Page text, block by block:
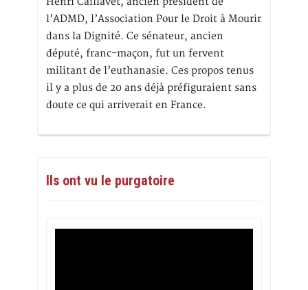
l’ADMD, l’Association Pour le Droit à Mourir
dans la Dignité. Ce sénateur, ancien
député, franc-maçon, fut un fervent
militant de l’euthanasie. Ces propos tenus
il y a plus de 20 ans déjà préfiguraient sans
doute ce qui arriverait en France.
Ils ont vu le purgatoire